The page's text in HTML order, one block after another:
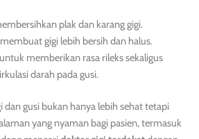
plak dan karang gigi.
gigi lebih bersih dan halus.
untuk memberikan rasa rileks sekaligus
darah pada gusi.
dan gusi bukan hanya lebih sehat tetapi
yang nyaman bagi pasien, termasuk